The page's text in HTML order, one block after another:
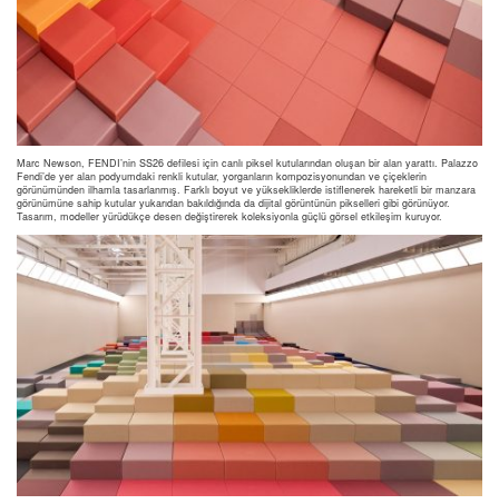
Marc Newson, FENDI’nin SS26 defilesi için canlı piksel kutularından oluşan bir alan yarattı. Palazzo
Fendi’de yer alan podyumdaki renkli kutular, yorganların kompozisyonundan ve çiçeklerin
görünümünden ilhamla tasarlanmış. Farklı boyut ve yüksekliklerde istiflenerek hareketli bir manzara
görünümüne sahip kutular yukarıdan bakıldığında da dijital görüntünün pikselleri gibi görünüyor.
Tasarım, modeller yürüdükçe desen değiştirerek koleksiyonla güçlü görsel etkileşim kuruyor.